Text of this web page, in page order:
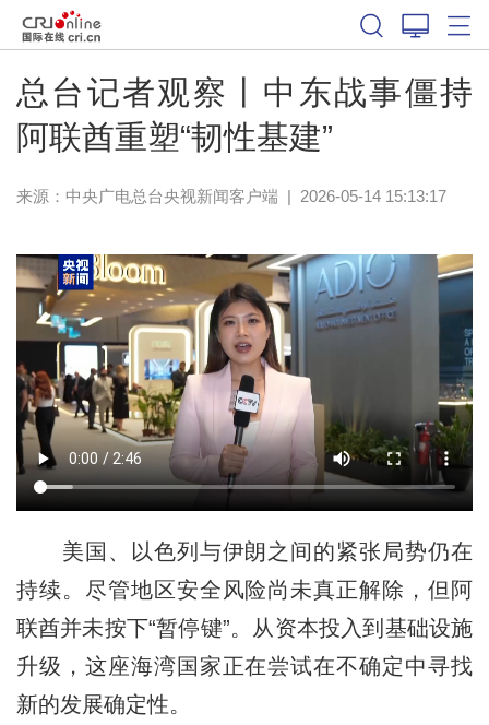
总台记者观察丨中东战事僵持
阿联酋重塑“韧性基建”
来源： 中央广电总台央视新闻客户端 | 2026-05-14 15:13:17
美国、以色列与伊朗之间的紧张局势仍在
持续。尽管地区安全风险尚未真正解除，但阿
联酋并未按下“暂停键”。从资本投入到基础设施
升级，这座海湾国家正在尝试在不确定中寻找
新的发展确定性。